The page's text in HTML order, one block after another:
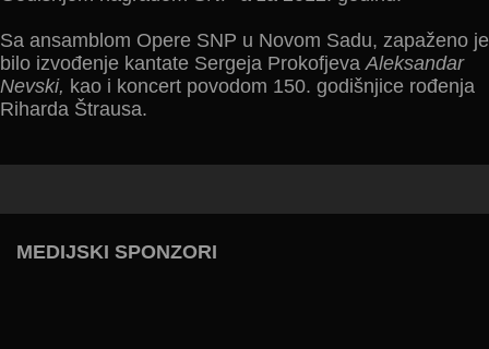
Sa ansamblom Opere SNP u Novom Sadu, zapaženo je
bilo izvođenje kantate Sergeja ProkofjevaAleksandar
Nevski, kao i koncert povodom 150. godišnjice rođenja
Riharda Štrausa.
MEDIJSKI SPONZORI